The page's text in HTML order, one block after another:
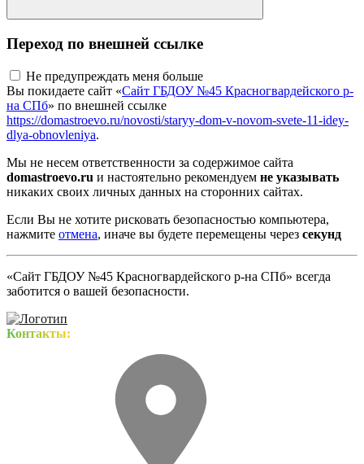
Переход по внешней ссылке
Не предупреждать меня больше
Вы покидаете сайт «Сайт ГБДОУ №45 Красногвардейского р-
на СПб» по внешней ссылке
https://domastroevo.ru/novosti/staryy-dom-v-novom-svete-11-idey-
dlya-obnovleniya.
Мы не несем ответственности за содержимое сайта
domastroevo.ru и настоятельно рекомендуем не указывать
никаких своих личных данных на сторонних сайтах.
Если Вы не хотите рисковать безопасностью компьютера,
нажмите отмена, иначе вы будете перемещены через секунд
«Сайт ГБДОУ №45 Красногвардейского р-на СПб» всегда
заботится о вашей безопасности.
Контакты: